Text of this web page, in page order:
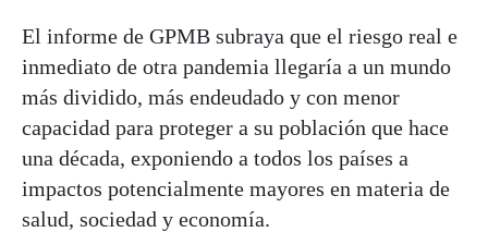
El informe de GPMB subraya que el riesgo real e
inmediato de otra pandemia llegaría a un mundo
más dividido, más endeudado y con menor
capacidad para proteger a su población que hace
una década, exponiendo a todos los países a
impactos potencialmente mayores en materia de
salud, sociedad y economía.